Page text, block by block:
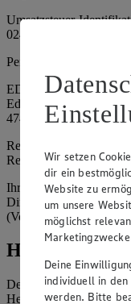
Umsatzsteuer-
024 695
Persönlich haftende
EDEKA Nordwest
Edekaplatz 1
47445 Moers
Registergericht:
Registernummer: HRA
Ihrerseits vertreten
Dirk Neuhaus
(Vorstandsvorsitzender)
Hinweise
Der Inhalt dieser
Herausgeber gewährt
Wir setzen
dir ein
Website zu
um unsere
möglichst
Deine
individuell in den
werden. Bitte